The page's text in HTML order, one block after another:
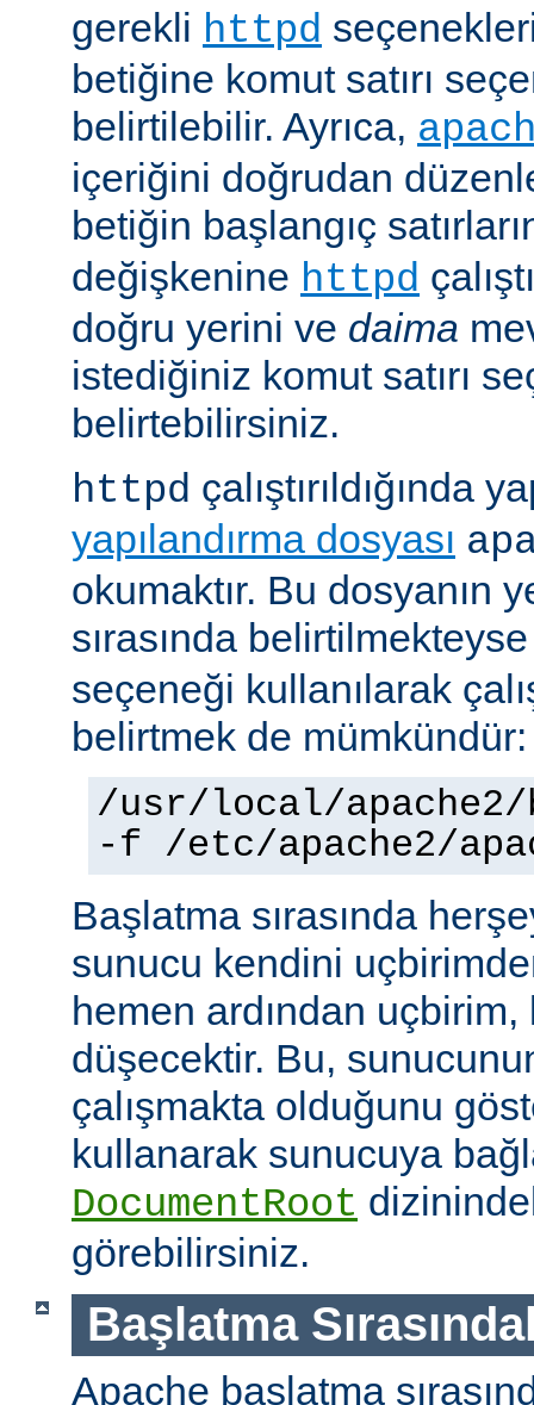
gerekli httpd
betiğine komut satırı
belirtilebilir. Ayrıca,
içeriğini doğrudan
betiğin başlangıç
değişkenine httpd
doğru yerini ve daima
istediğiniz komut satırı
belirtebilirsiniz.
httpd çalıştırıldığında
yapılandırma dosyası
okumaktır. Bu dosyanın
sırasında
seçeneği kullanılarak
belirtmek de mümkündür:
/usr/local/
-f /etc/apache2/
Başlatma sırasında
sunucu kendini
hemen ardından
düşecektir. Bu,
çalışmakta olduğunu
kullanarak sunucuya
DocumentRoot
görebilirsiniz.
Başlatma
Apache başlatma